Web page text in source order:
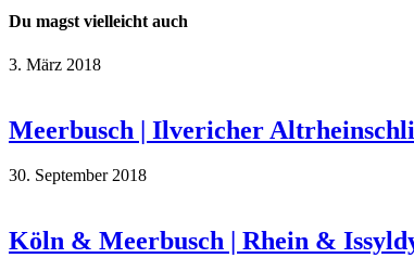
Du magst vielleicht auch
3. März 2018
Meerbusch | Ilvericher
30. September 2018
Köln & Meerbusch | Rhein &